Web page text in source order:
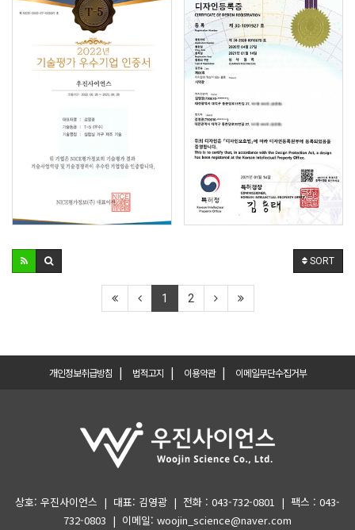
SORT
1 2
개인정보취급방침 | 법적고지 | 이용약관| 이메일무단수집거부
상호: 우진사이언스 | 대표: 김영광 | 전화 : 043-732-0801 | 팩스 : 043-
732-0803 | 이메일: woojin_science@naver.com